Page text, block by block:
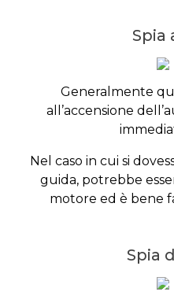
Spia
Generalmente
all’accensione
Nel caso in cui si
guida, potrebbe
motore ed è bene
Spia